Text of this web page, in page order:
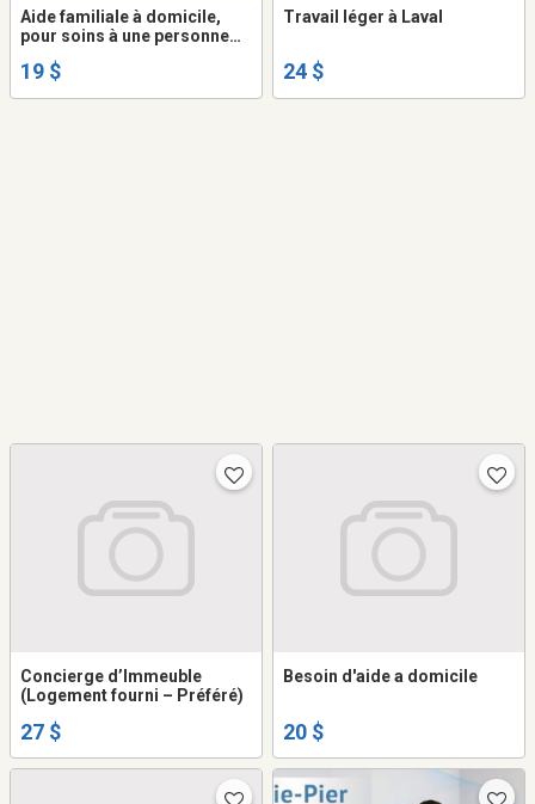
Aide familiale à domicile,
pour soins à une personne
19 $
Travail léger à Laval
24 $
Concierge d’Immeuble
(Logement fourni – Préféré)
27 $
Besoin d'aide a domicile
20 $